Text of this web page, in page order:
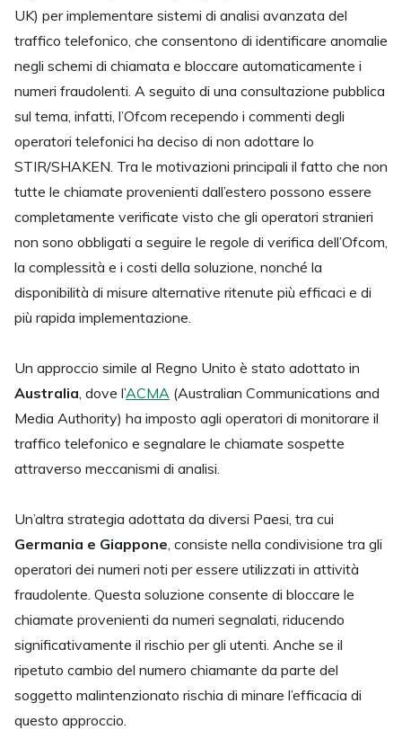
UK) per implementare sistemi di analisi avanzata del
traffico telefonico, che consentono di identificare anomalie
negli schemi di chiamata e bloccare automaticamente i
numeri fraudolenti. A seguito di una consultazione pubblica
sul tema, infatti, l’Ofcom recependo i commenti degli
operatori telefonici ha deciso di non adottare lo
STIR/SHAKEN. Tra le motivazioni principali il fatto che non
tutte le chiamate provenienti dall’estero possono essere
completamente verificate visto che gli operatori stranieri
non sono obbligati a seguire le regole di verifica dell’Ofcom,
la complessità e i costi della soluzione, nonché la
disponibilità di misure alternative ritenute più efficaci e di
più rapida implementazione.
Un approccio simile al Regno Unito è stato adottato in
Australia , dove l’ACMA (Australian Communications and
Media Authority) ha imposto agli operatori di monitorare il
traffico telefonico e segnalare le chiamate sospette
attraverso meccanismi di analisi.
Un’altra strategia adottata da diversi Paesi, tra cui
Germania e Giappone , consiste nella condivisione tra gli
operatori dei numeri noti per essere utilizzati in attività
fraudolente. Questa soluzione consente di bloccare le
chiamate provenienti da numeri segnalati, riducendo
significativamente il rischio per gli utenti. Anche se il
ripetuto cambio del numero chiamante da parte del
soggetto malintenzionato rischia di minare l’efficacia di
questo approccio.